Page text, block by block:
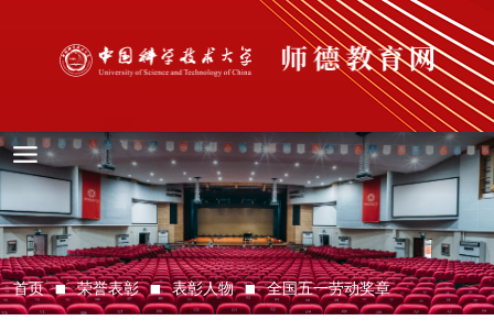
首页 荣誉表彰 表彰人物 全国五一劳动奖章